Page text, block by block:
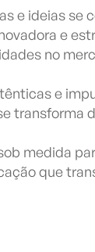
e ideias
e
no
e
transforma
medida
que